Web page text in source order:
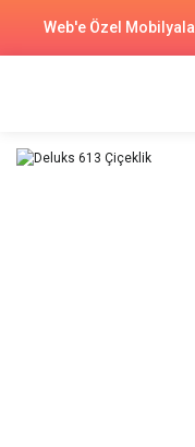
Web'e Özel